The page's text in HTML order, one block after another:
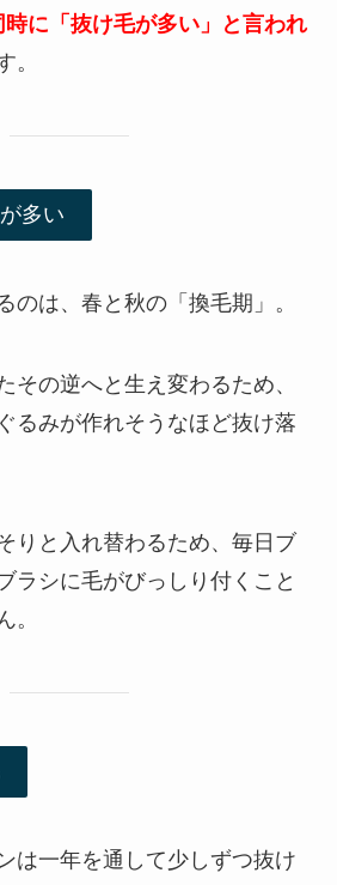
に「抜け毛が多い」と言われ
。
多い
のは、春と秋の「換毛期」。
その逆へと生え変わるため、
るみが作れそうなほど抜け落
りと入れ替わるため、毎日ブ
ラシに毛がびっしり付くこと
。
は一年を通して少しずつ抜け